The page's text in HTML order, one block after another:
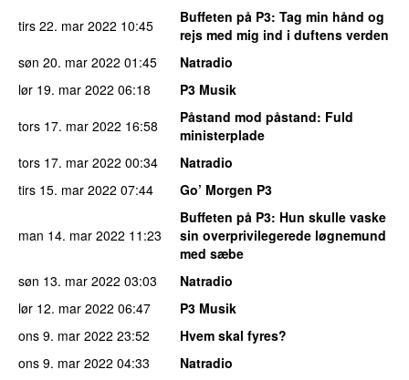
tirs 22. mar 2022 10:45 Buffeten på P3: Tag min hånd og
rejs med mig ind i duftens verden
søn 20. mar 2022 01:45
Natradio
lør 19. mar 2022 06:18
P3 Musik
tors 17. mar 2022 16:58 Påstand mod påstand: Fuld
ministerplade
tors 17. mar 2022 00:34
Natradio
tirs 15. mar 2022 07:44 Go’ Morgen P3
man 14. mar 2022 11:23
Buffeten på P3: Hun skulle vaske
sin overprivilegerede løgnemund
med sæbe
søn 13. mar 2022 03:03
Natradio
lør 12. mar 2022 06:47
P3 Musik
ons 9. mar 2022 23:52
Hvem skal fyres?
ons 9. mar 2022 04:33
Natradio